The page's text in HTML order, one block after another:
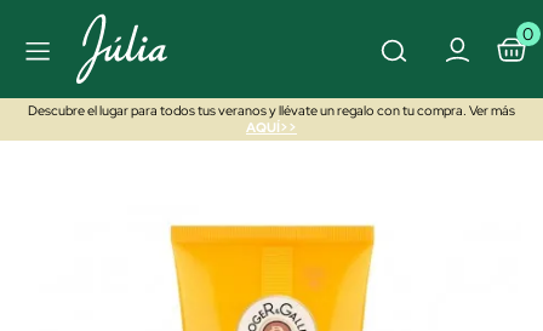
0
Descubre el lugar para todos tus veranos y llévate un regalo con tu compra. Ver más
AQUÍ>>